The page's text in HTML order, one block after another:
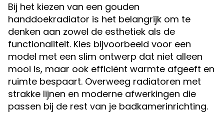
Bij het kiezen van een gouden
handdoekradiator is het belangrijk om te
denken aan zowel de esthetiek als de
functionaliteit. Kies bijvoorbeeld voor een
model met een slim ontwerp dat niet alleen
mooi is, maar ook efficiënt warmte afgeeft en
ruimte bespaart. Overweeg radiatoren met
strakke lijnen en moderne afwerkingen die
passen bij de rest van je badkamerinrichting.